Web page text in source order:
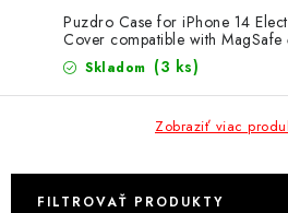
SLÚCHADLÁ, REPRODUKTORY A
EXKLUZÍVNE ZNAČKY
Puzdro Case for iPhone 14
Cover compatible with MagSafe
Skladom (3 ks)
Zobraziť viac
FILTROVAŤ PRODUKTY